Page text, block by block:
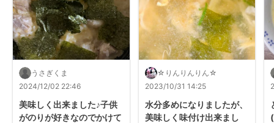
うさぎくま
2024/12/02 22:46
美味しく出来ました♪子供
がのりが好きなのでかけて
☆りんりんりん☆
2023/10/31 14:25
水分多めになりましたが、
美味しく味付け出来まし